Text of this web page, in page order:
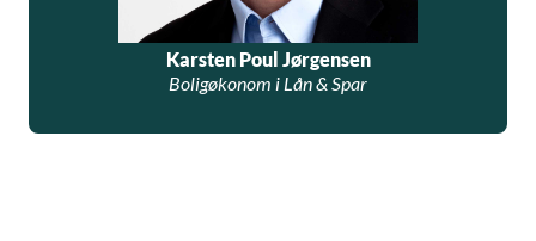
Karsten Poul Jørgensen
Boligøkonom i Lån & Spar